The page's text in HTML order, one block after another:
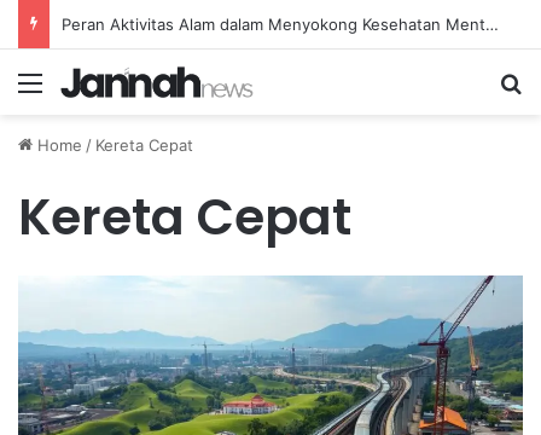
Peran Aktivitas Alam dalam Menyokong Kesehatan Mental dan Menenangkan Pikiran di Masa Sulit
Menu
Home / Kereta Cepat
Kereta Cepat